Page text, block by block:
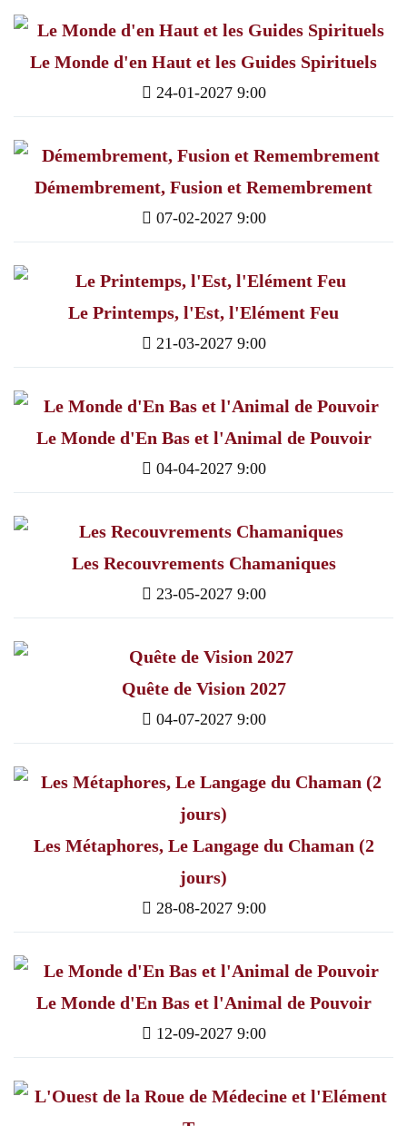
Le Monde d'en Haut et les Guides Spirituels
24-01-2027 9:00
Démembrement, Fusion et Remembrement
07-02-2027 9:00
Le Printemps, l'Est, l'Elément Feu
21-03-2027 9:00
Le Monde d'En Bas et l'Animal de Pouvoir
04-04-2027 9:00
Les Recouvrements Chamaniques
23-05-2027 9:00
Quête de Vision 2027
04-07-2027 9:00
Les Métaphores, Le Langage du Chaman (2
jours)
28-08-2027 9:00
Le Monde d'En Bas et l'Animal de Pouvoir
12-09-2027 9:00